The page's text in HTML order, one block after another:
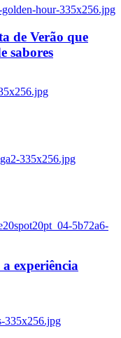
golden-hour-335x256.jpg
de Verão que
sabores
335x256.jpg
5b72a6-
experiência
335x256.jpg